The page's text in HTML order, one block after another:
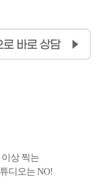
상 찍는
디오는 NO!